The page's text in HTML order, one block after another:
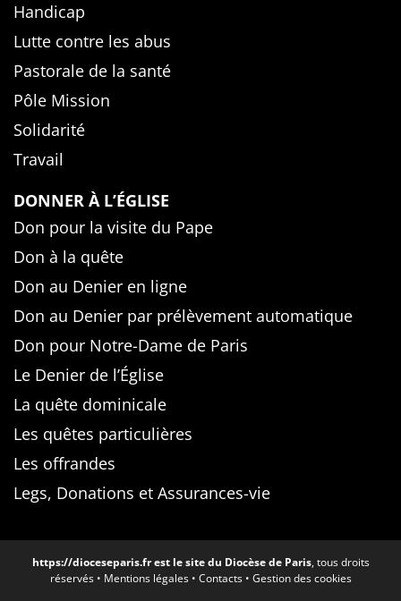
Handicap
Lutte contre les abus
Pastorale de la santé
Pôle Mission
Solidarité
Travail
DONNER À L’ÉGLISE
Don pour la visite du Pape
Don à la quête
Don au Denier en ligne
Don au Denier par prélèvement automatique
Don pour Notre-Dame de Paris
Le Denier de l’Église
La quête dominicale
Les quêtes particulières
Les offrandes
Legs, Donations et Assurances-vie
https://dioceseparis.frest le site du Diocèse de Paris, tous droits
réservés • Mentions légales• Contacts• Gestion des cookies